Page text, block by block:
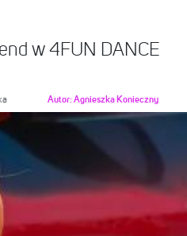
w 4FUN DANCE
Autor:Agnieszka Konieczny